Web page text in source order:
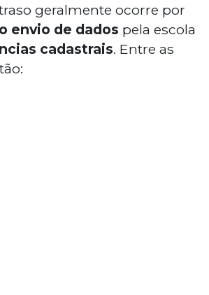
geralmente ocorre por
envio de dados pela escola
cadastrais. Entre as